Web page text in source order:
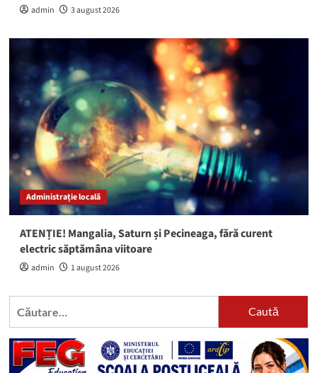
admin 3 august 2026
Administrație locală
ATENȚIE! Mangalia, Saturn și Pecineaga, fără curent
electric săptămâna viitoare
admin 1 august 2026
Caută